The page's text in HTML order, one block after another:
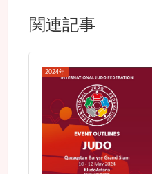
関連記事
2024年